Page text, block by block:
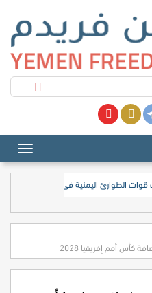
قوات الطوارئ اليمنية في محافظتي
أمم إفريقيا 2028